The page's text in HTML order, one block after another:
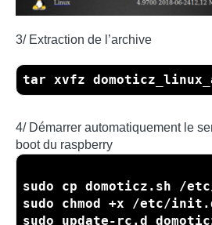
3/ Extraction de l’archive
tar xvfz
4/ Démarrer automatiquement le
boot du raspberry
sudo cp domoticz.sh /
sudo chmod +x /etc/
sudo update-rc.d